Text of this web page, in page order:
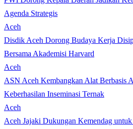
Agenda Strategis
Aceh
Disdik Aceh Dorong Budaya Kerja
Bersama Akademisi Harvard
Aceh
ASN Aceh Kembangkan Alat Berbasis
Keberhasilan Inseminasi Ternak
Aceh
Aceh Jajaki Dukungan Kemendag